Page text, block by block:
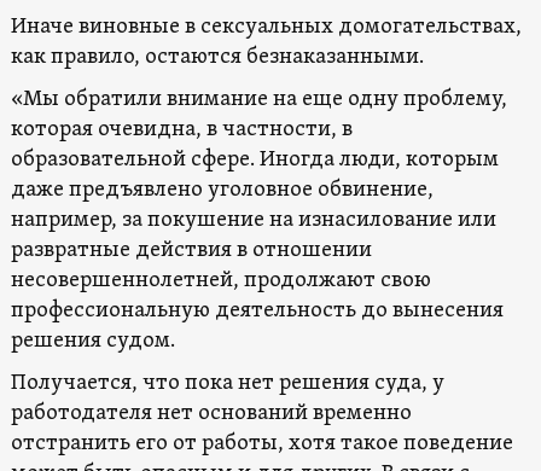
Иначе виновные в сексуальных домогательствах,
как правило, остаются безнаказанными.
«Мы обратили внимание на еще одну проблему,
которая очевидна, в частности, в
образовательной сфере. Иногда люди, которым
даже предъявлено уголовное обвинение,
например, за покушение на изнасилование или
развратные действия в отношении
несовершеннолетней, продолжают свою
профессиональную деятельность до вынесения
решения судом.
Получается, что пока нет решения суда, у
работодателя нет оснований временно
отстранить его от работы, хотя такое поведение